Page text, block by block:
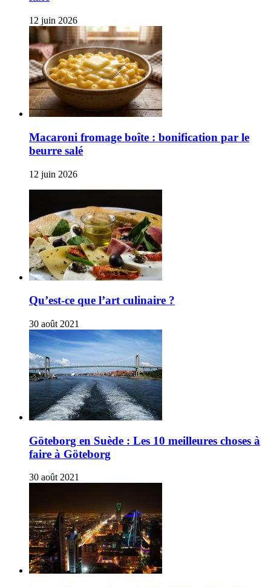
12 juin 2026
Macaroni fromage boîte : bonification par le
beurre salé
12 juin 2026
Qu’est-ce que l’art culinaire ?
30 août 2021
Göteborg en Suède : Les 10 meilleures choses à
faire à Göteborg
30 août 2021